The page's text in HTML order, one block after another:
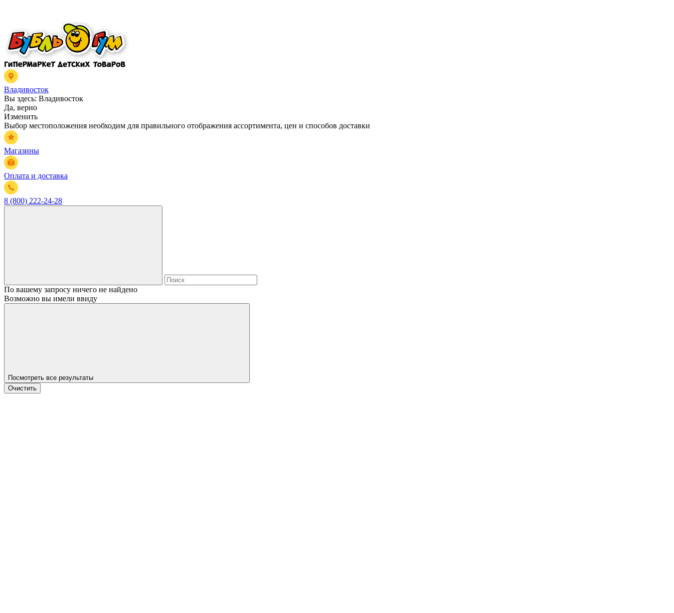
Владивосток
Вы здесь: Владивосток
Да, верно
Изменить
Выбор местоположения необходим для правильного отображения ассортимента, цен и способов доставки
Магазины
Оплата и доставка
8 (800) 222-24-28
По вашему запросу ничего не найдено
Возможно вы имели ввиду
Посмотреть все результаты
Очистить